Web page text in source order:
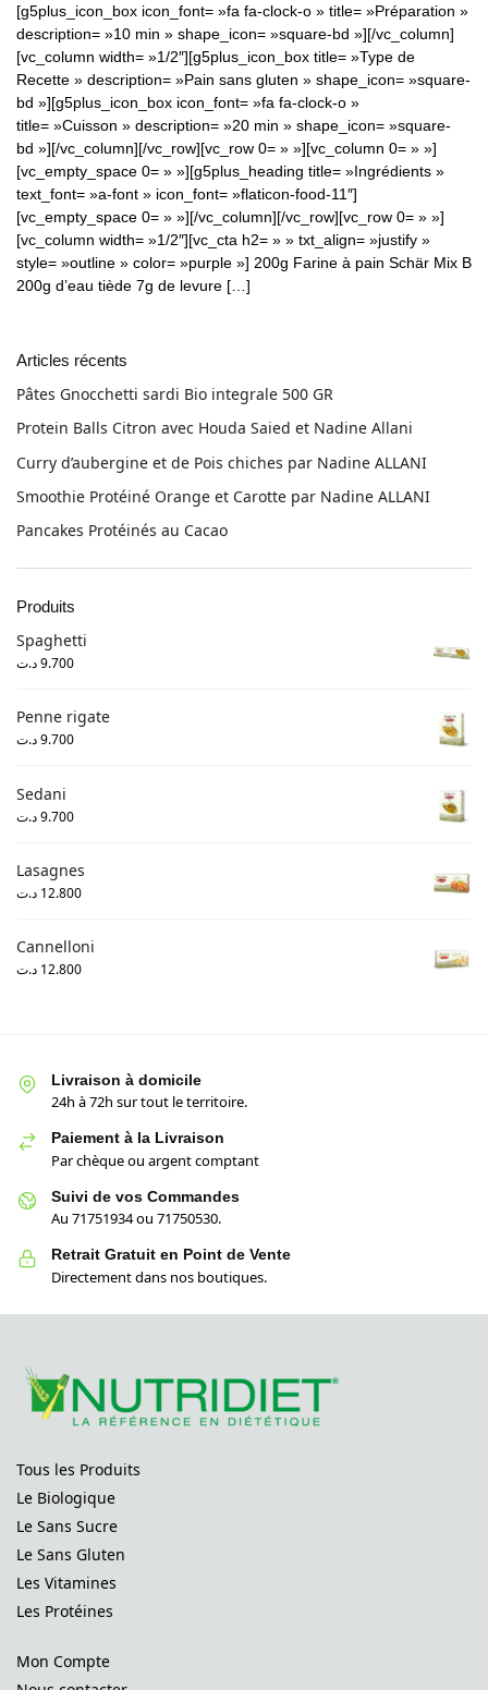
[g5plus_icon_box icon_font= »fa fa-clock-o » title= »Préparation »
description= »10 min » shape_icon= »square-bd »][/vc_column]
[vc_column width= »1/2″][g5plus_icon_box title= »Type de
Recette » description= »Pain sans gluten » shape_icon= »square-
bd »][g5plus_icon_box icon_font= »fa fa-clock-o »
title= »Cuisson » description= »20 min » shape_icon= »square-
bd »][/vc_column][/vc_row][vc_row 0= » »][vc_column 0= » »]
[vc_empty_space 0= » »][g5plus_heading title= »Ingrédients »
text_font= »a-font » icon_font= »flaticon-food-11″]
[vc_empty_space 0= » »][/vc_column][/vc_row][vc_row 0= » »]
[vc_column width= »1/2″][vc_cta h2= » » txt_align= »justify »
style= »outline » color= »purple »] 200g Farine à pain Schär Mix B
200g d’eau tiède 7g de levure […]
Articles récents
Pâtes Gnocchetti sardi Bio integrale 500 GR
Protein Balls Citron avec Houda Saied et Nadine Allani
Curry d’aubergine et de Pois chiches par Nadine ALLANI
Smoothie Protéiné Orange et Carotte par Nadine ALLANI
Pancakes Protéinés au Cacao
Produits
Spaghetti
9.700د.ت
Penne rigate
9.700د.ت
Sedani
9.700د.ت
Lasagnes
12.800 د.ت
Cannelloni
12.800 د.ت
Livraison à domicile
24h à 72h sur tout le territoire.
Paiement à la Livraison
Par chèque ou argent comptant
Suivi de vos Commandes
Au 71751934 ou 71750530.
Retrait Gratuit en Point de Vente
Directement dans nos boutiques.
Tous les Produits
Le Biologique
Le Sans Sucre
Le Sans Gluten
Les Vitamines
Les Protéines
Mon Compte